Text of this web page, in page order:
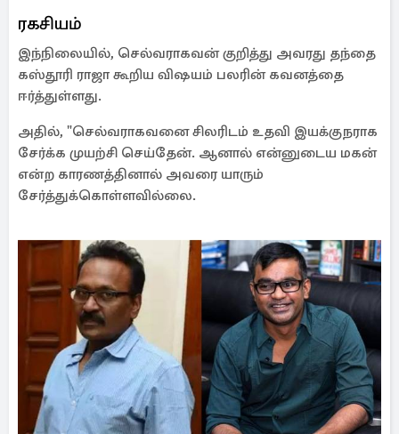
ரகசியம்
இந்நிலையில், செல்வராகவன் குறித்து அவரது தந்தை
கஸ்தூரி ராஜா கூறிய விஷயம் பலரின் கவனத்தை
ஈர்த்துள்ளது.
அதில், "செல்வராகவனை சிலரிடம் உதவி இயக்குநராக
சேர்க்க முயற்சி செய்தேன். ஆனால் என்னுடைய மகன்
என்ற காரணத்தினால் அவரை யாரும்
சேர்த்துக்கொள்ளவில்லை.